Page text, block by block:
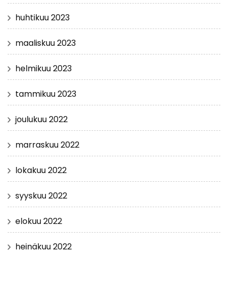
huhtikuu 2023
maaliskuu 2023
helmikuu 2023
tammikuu 2023
joulukuu 2022
marraskuu 2022
lokakuu 2022
syyskuu 2022
elokuu 2022
heinäkuu 2022